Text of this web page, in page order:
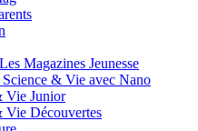
Magazines Jeunesse
& Vie avec Nano
Vie Junior
Vie Découvertes